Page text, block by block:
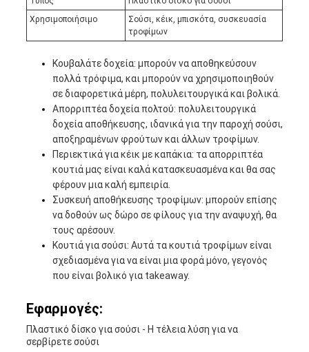
Χρησιμοποιήσιμο
Σούσι, κέικ, μπισκότα, συσκευασία
τροφίμων
Κουβαλάτε δοχεία: μπορούν να αποθηκεύσουν
πολλά τρόφιμα, και μπορούν να χρησιμοποιηθούν
σε διαφορετικά μέρη, πολυλειτουργικά και βολικά.
Απορριπτέα δοχεία πολτού: πολυλειτουργικά
δοχεία αποθήκευσης, ιδανικά για την παροχή σούσι,
αποξηραμένων φρούτων και άλλων τροφίμων.
Περιεκτικά για κέικ με καπάκια: τα απορριπτέα
κουτιά μας είναι καλά κατασκευασμένα και θα σας
φέρουν μια καλή εμπειρία.
Συσκευή αποθήκευσης τροφίμων: μπορούν επίσης
να δοθούν ως δώρο σε φίλους για την αναψυχή, θα
τους αρέσουν.
Κουτιά για σούσι: Αυτά τα κουτιά τροφίμων είναι
σχεδιασμένα για να είναι μια φορά μόνο, γεγονός
που είναι βολικό για takeaway.
Εφαρμογές:
Πλαστικό δίσκο για σούσι - Η τέλεια λύση για να
σερβίρετε σούσι